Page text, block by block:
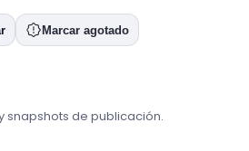
Marcar agotado
snapshots de publicación.